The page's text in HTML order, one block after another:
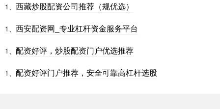
1、 西藏炒股配资公司推荐（规优选）
1、 西安配资网_专业杠杆资金服务平台
1、 配资好评，炒股配资门户优选推荐
1、 配资好评门户推荐，安全可靠高杠杆选股